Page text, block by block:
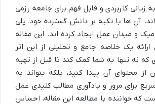
زبانی کاربردی و قابل فهم برای جامعه رزمی
اند. آن ها با تکیه بر دانش گسترده خود، پلی
و میدان عمل ایجاد کرده اند. این مقاله
یک خلاصه جامع و تحلیلی از این اثر
که نه تنها به شما کمک کند تا قبل از تهیه
از محتوای آن پیدا کنید، بلکه بتواند به
برای مرور و یادآوری مطالب کلیدی عمل
که خواننده با مطالعه این مقاله، احساس